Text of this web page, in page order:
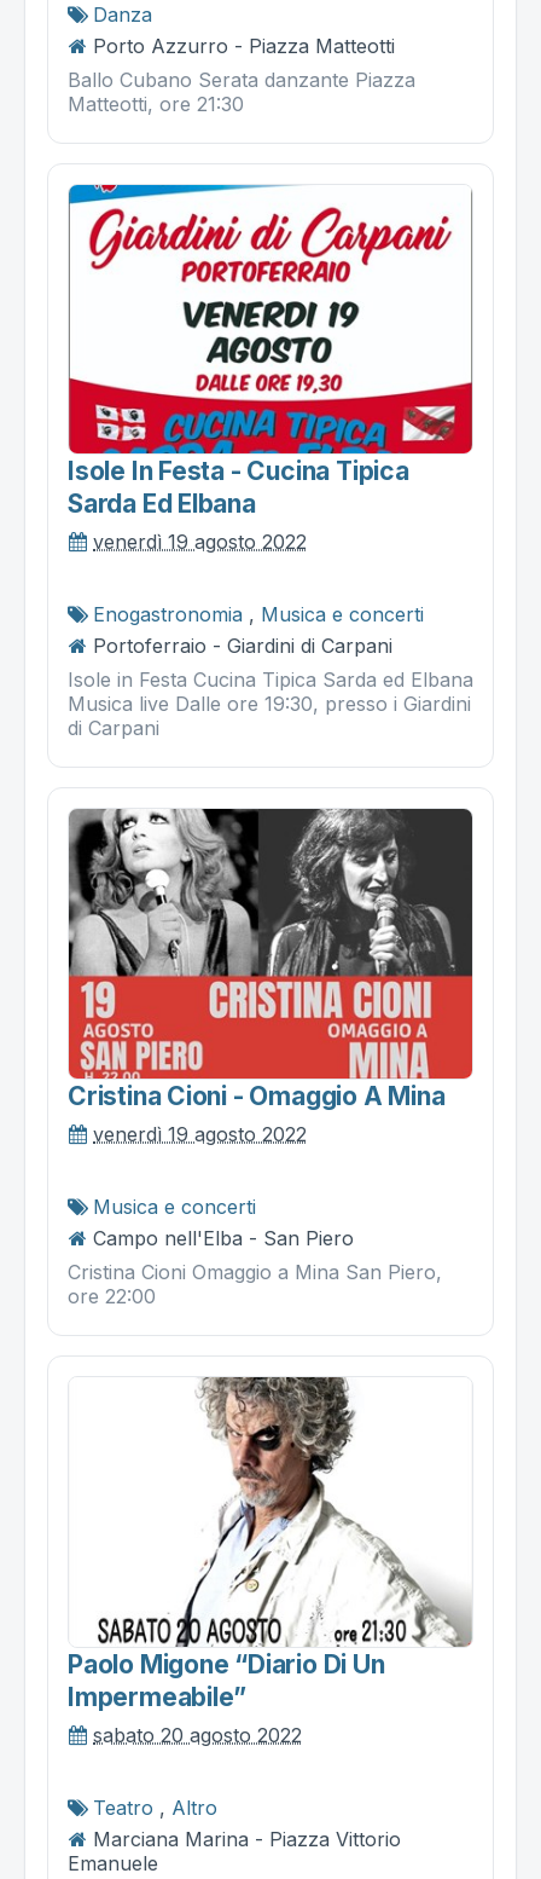
Danza
Porto Azzurro - Piazza Matteotti
Ballo Cubano Serata danzante Piazza
Matteotti, ore 21:30
Isole In Festa - Cucina Tipica
Sarda Ed Elbana
venerdì 19 agosto 2022
Enogastronomia , Musica e concerti
Portoferraio - Giardini di Carpani
Isole in Festa Cucina Tipica Sarda ed Elbana
Musica live Dalle ore 19:30, presso i Giardini
di Carpani
Cristina Cioni - Omaggio A Mina
venerdì 19 agosto 2022
Musica e concerti
Campo nell'Elba - San Piero
Cristina Cioni Omaggio a Mina San Piero,
ore 22:00
Paolo Migone “diario Di Un
Impermeabile”
sabato 20 agosto 2022
Teatro , Altro
Marciana Marina - Piazza Vittorio
Emanuele